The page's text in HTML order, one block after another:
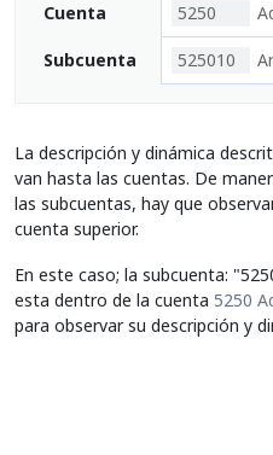
Cuenta 5250
Subcuenta 525010
La descripción y dinámica
van hasta las cuentas. De
las subcuentas, hay que
cuenta superior.
En este caso; la subcuenta:
esta dentro de la cuenta 5250
para observar su descripción y